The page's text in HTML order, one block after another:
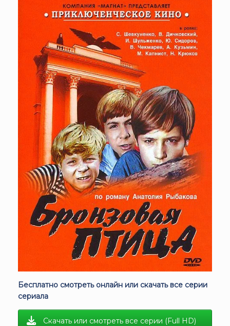
Бесплатно смотреть онлайн или скачать все серии
сериала
Скачать или смотреть все серии (Full HD)